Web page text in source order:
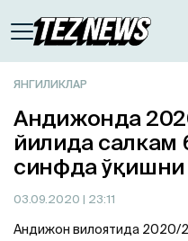
ЯНГИЛИКЛАР
Андижонда
йилида салкам
синфда
03.09.2020 | 23:11
Андижон вилоятида 2020/